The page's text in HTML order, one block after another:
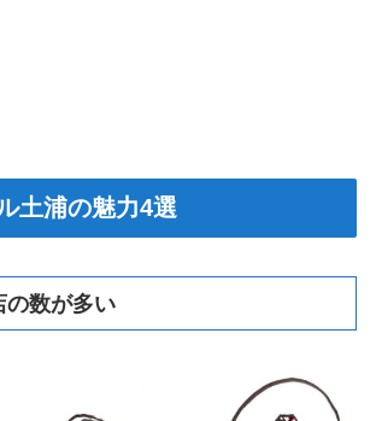
土浦の魅力4選
の数が多い